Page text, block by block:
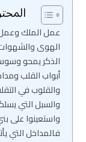
عمل الملك
الهوى
الذكر يمحو
أبواب القلب
والقلوب في
والسبل التي
واستعينوا على
فالمداخل التي